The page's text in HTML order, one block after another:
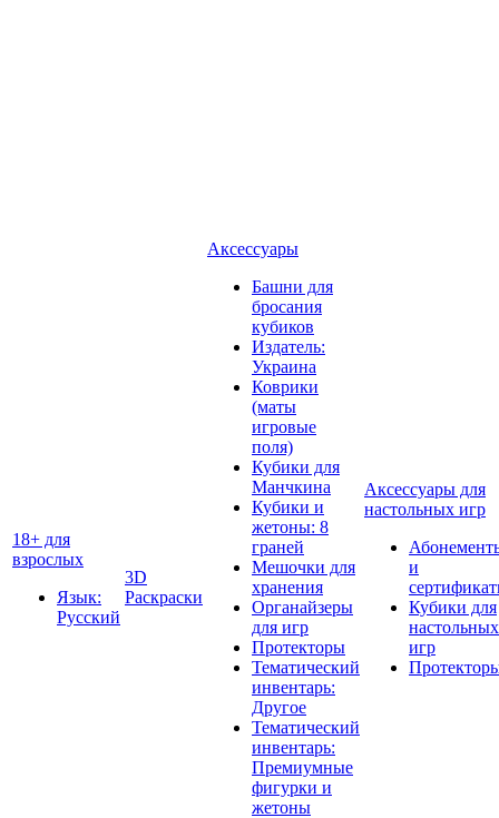
18+ для
взрослых
Язык:
Русский
3D
Раскраски
Аксессуары
Башни для
бросания
кубиков
Издатель:
Украина
Коврики
(маты
игровые
поля)
Кубики для
Манчкина
Кубики и
жетоны: 8
граней
Мешочки для
хранения
Органайзеры
для игр
Протекторы
Тематический
инвентарь:
Другое
Тематический
инвентарь:
Премиумные
фигурки и
жетоны
Аксессуары для
настольных игр
и
Кубики для
настольных
игр